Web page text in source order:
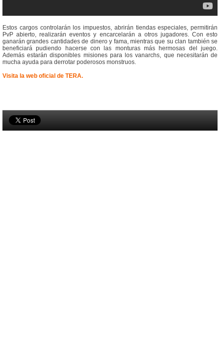
Estos cargos controlarán los impuestos, abrirán tiendas especiales, permitirán
PvP abierto, realizarán eventos y encarcelarán a otros jugadores. Con esto
ganarán grandes cantidades de dinero y fama, mientras que su clan también se
beneficiará pudiendo hacerse con las monturas más hermosas del juego.
Además estarán disponibles misiones para los vanarchs, que necesitarán de
mucha ayuda para derrotar poderosos monstruos.
Visita la web oficial de TERA.